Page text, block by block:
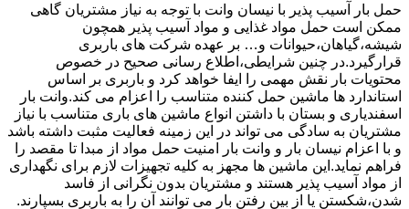
حمل بار آسیب پذیر با نیسان وانت با توجه به نیاز مشتریان گاهی
ممکن است حمل مواد غذایی و مواد آسیب پذیر همچون
شیشه،گیاهان،حیوانات و… بر عهده شرکت های باربری
قرارگیرد.در چنین شرایطی،اطلاع رسانی صحیح در خصوص
محتویات بار نقش مهمی را ایفا خواهد کرد و باربری بر اساس
استاندارد ها ماشین حمل کننده متناسب را اعزام می کند.وانت بار
اسفندیاری و بستان با داشتن انواع ماشین های باری متناسب با نیاز
مشتریان به سادگی می تواند در این زمینه فعالیت مثبت داشته باشد
و با اعزام نیسان بار و وانت بار امنیت حمل مواد از مبدا تا مقصد را
فراهم نماید.این ماشین ها مجهز به کلیه تجهیزات لازم برای نگهداری
از مواد آسیب پذیر هستند و مشتریان بدون نگرانی از فاسد
شدن،شکستن یا از بین رفتن بار می توانند آن را به باربری بسپارند.